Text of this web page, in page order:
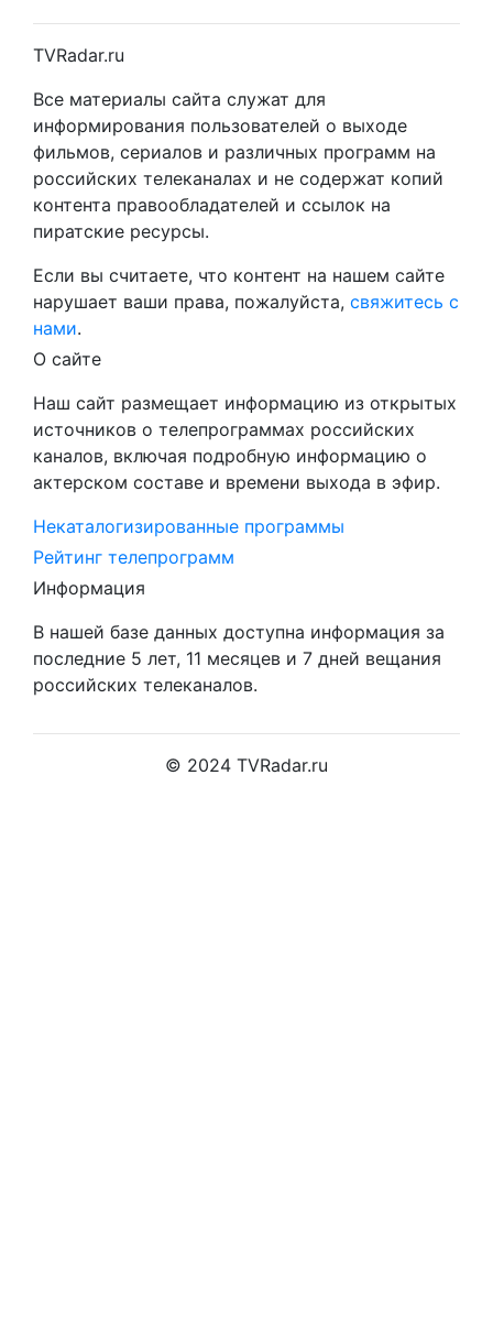
TVRadar.ru
Все материалы сайта служат для
информирования пользователей о выходе
фильмов, сериалов и различных программ на
российских телеканалах и не содержат копий
контента правообладателей и ссылок на
пиратские ресурсы.
Если вы считаете, что контент на нашем сайте
нарушает ваши права, пожалуйста, свяжитесь с
нами.
О сайте
Наш сайт размещает информацию из открытых
источников о телепрограммах российских
каналов, включая подробную информацию о
актерском составе и времени выхода в эфир.
Некаталогизированные программы
Рейтинг телепрограмм
Информация
В нашей базе данных доступна информация за
последние 5 лет, 11 месяцев и 7 дней вещания
российских телеканалов.
© 2024 TVRadar.ru